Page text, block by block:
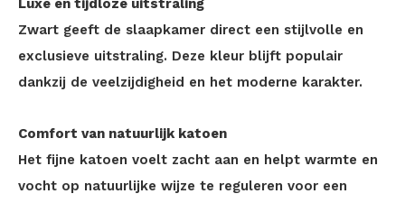
Luxe en tijdloze uitstraling
Zwart geeft de slaapkamer direct een stijlvolle en
exclusieve uitstraling. Deze kleur blijft populair
dankzij de veelzijdigheid en het moderne karakter.
Comfort van natuurlijk katoen
Het fijne katoen voelt zacht aan en helpt warmte en
vocht op natuurlijke wijze te reguleren voor een